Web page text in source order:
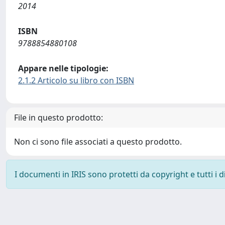
2014
ISBN
9788854880108
Appare nelle tipologie:
2.1.2 Articolo su libro con ISBN
File in questo prodotto:
Non ci sono file associati a questo prodotto.
I documenti in IRIS sono protetti da copyright e tutti i